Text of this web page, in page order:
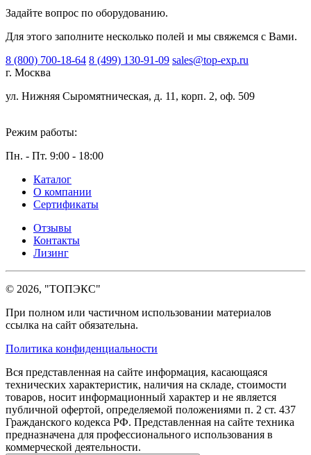
Задайте вопрос по оборудованию.
Для этого заполните несколько полей и мы свяжемся с Вами.
8 (800) 700-18-64 8 (499) 130-91-09 sales@top-exp.ru
г. Москва
ул. Нижняя Сыромятническая, д. 11, корп. 2, оф. 509
Режим работы:
Пн. - Пт. 9:00 - 18:00
Каталог
О компании
Сертификаты
Отзывы
Контакты
Лизинг
© 2026, "ТОПЭКС"
При полном или частичном использовании материалов
ссылка на сайт обязательна.
Политика конфиденциальности
Вся представленная на сайте информация, касающаяся
технических характеристик, наличия на складе, стоимости
товаров, носит информационный характер и не является
публичной офертой, определяемой положениями п. 2 ст. 437
Гражданского кодекса РФ. Представленная на сайте техника
предназначена для профессионального использования в
коммерческой деятельности.